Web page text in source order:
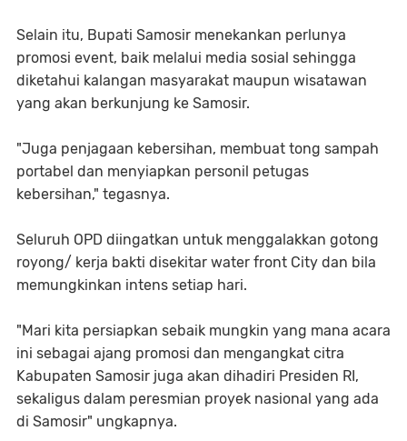
Selain itu, Bupati Samosir menekankan perlunya
promosi event, baik melalui media sosial sehingga
diketahui kalangan masyarakat maupun wisatawan
yang akan berkunjung ke Samosir.
"Juga penjagaan kebersihan, membuat tong sampah
portabel dan menyiapkan personil petugas
kebersihan," tegasnya.
Seluruh OPD diingatkan untuk menggalakkan gotong
royong/ kerja bakti disekitar water front City dan bila
memungkinkan intens setiap hari.
"Mari kita persiapkan sebaik mungkin yang mana acara
ini sebagai ajang promosi dan mengangkat citra
Kabupaten Samosir juga akan dihadiri Presiden RI,
sekaligus dalam peresmian proyek nasional yang ada
di Samosir" ungkapnya.